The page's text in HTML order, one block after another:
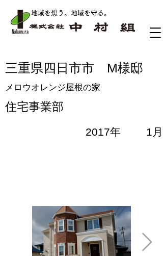
地域を想う。地域を守る 。
三重県四日市市 M様邸
メロウオレンジ屋根の家
住宅事業部
2017年 1月